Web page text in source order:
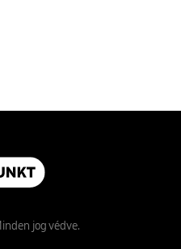
jog védve.